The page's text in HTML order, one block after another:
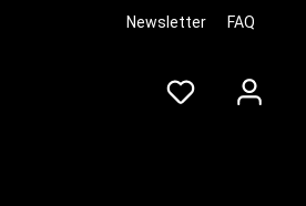
Newsletter FAQ